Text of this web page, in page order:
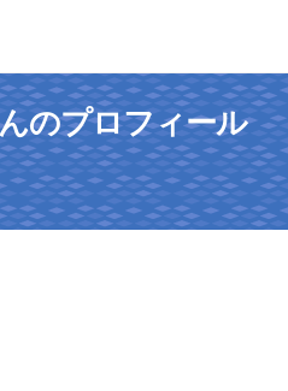
のプロフィール